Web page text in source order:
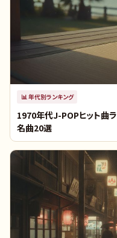
📊 年代別ランキング
1970年代J-POPヒット曲
名曲20選